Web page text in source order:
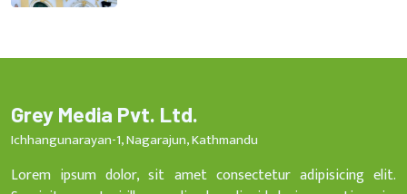
Grey Media Pvt. Ltd.
Ichhangunarayan-1, Nagarajun, Kathmandu
Lorem ipsum dolor, sit amet consectetur adipisicing elit.